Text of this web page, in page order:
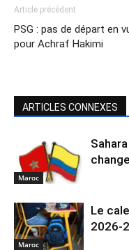
Article précédent
PSG : pas de départ en
pour Achraf Hakimi
ARTICLES CONNEXES
Maroc
Maroc
Le
2026-